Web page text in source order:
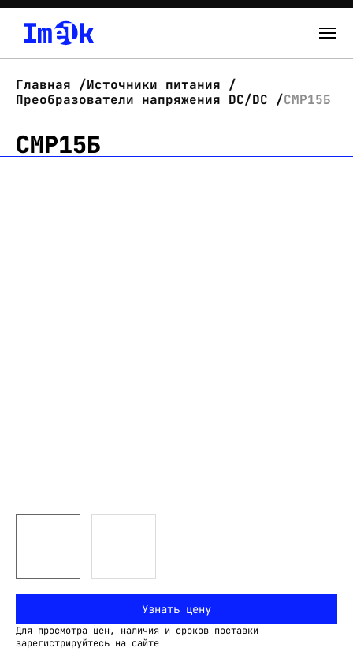
О нас
Новости
Главная
Источники питания
Преобразователи напряжения DC/DC
СМР15Б
СМР15Б
Узнать цену
Для просмотра цен, наличия и сроков поставки
зарегистрируйтесь на сайте